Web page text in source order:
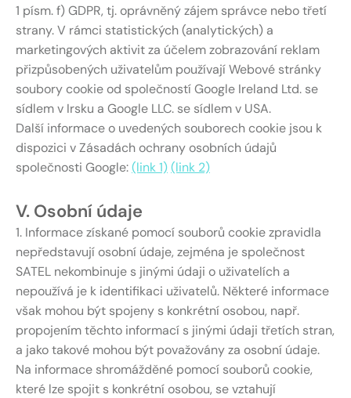
1 písm. f) GDPR, tj. oprávněný zájem správce nebo třetí
strany. V rámci statistických (analytických) a
marketingových aktivit za účelem zobrazování reklam
přizpůsobených uživatelům používají Webové stránky
soubory cookie od společností Google Ireland Ltd. se
sídlem v Irsku a Google LLC. se sídlem v USA.
Další informace o uvedených souborech cookie jsou k
dispozici v Zásadách ochrany osobních údajů
společnosti Google:(link 1)(link 2)
V. Osobní údaje
1. Informace získané pomocí souborů cookie zpravidla
nepředstavují osobní údaje, zejména je společnost
SATEL nekombinuje s jinými údaji o uživatelích a
nepoužívá je k identifikaci uživatelů. Některé informace
však mohou být spojeny s konkrétní osobou, např.
propojením těchto informací s jinými údaji třetích stran,
a jako takové mohou být považovány za osobní údaje.
Na informace shromážděné pomocí souborů cookie,
které lze spojit s konkrétní osobou, se vztahují